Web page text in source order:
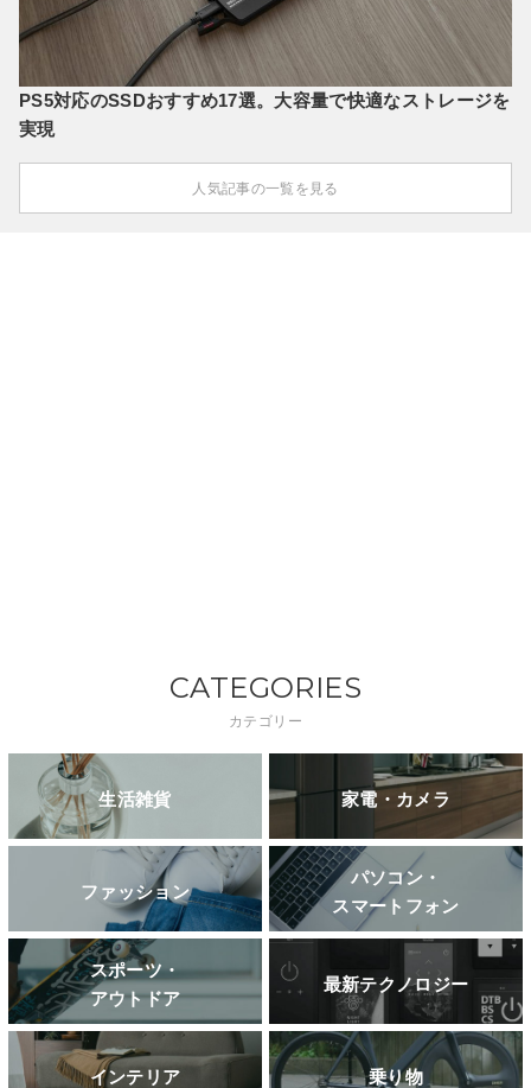
PS5対応のSSDおすすめ17選。大容量で快適なストレージを
実現
人気記事の一覧を見る
CATEGORIES
カテゴリー
生活雑貨 家電・カメラ
ファッション
パソコン・
スマートフォン
スポーツ・
アウトドア
最新テクノロジー
インテリア 乗り物